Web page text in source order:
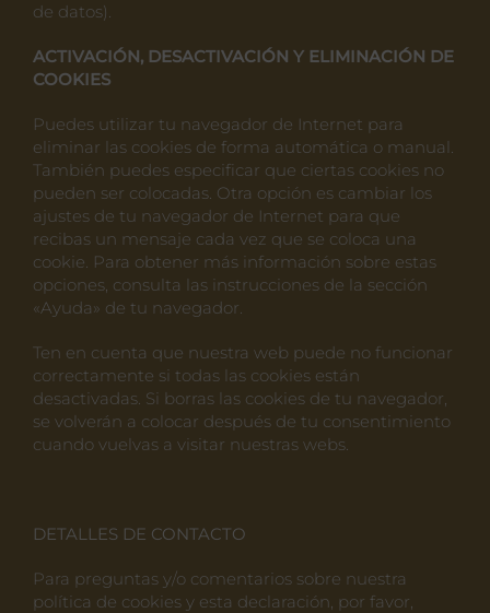
de datos).
ACTIVACIÓN, DESACTIVACIÓN Y ELIMINACIÓN DE
COOKIES
Puedes utilizar tu navegador de Internet para
eliminar las cookies de forma automática o manual.
También puedes especificar que ciertas cookies no
pueden ser colocadas. Otra opción es cambiar los
ajustes de tu navegador de Internet para que
recibas un mensaje cada vez que se coloca una
cookie. Para obtener más información sobre estas
opciones, consulta las instrucciones de la sección
«Ayuda» de tu navegador.
Ten en cuenta que nuestra web puede no funcionar
correctamente si todas las cookies están
desactivadas. Si borras las cookies de tu navegador,
se volverán a colocar después de tu consentimiento
cuando vuelvas a visitar nuestras webs.
DETALLES DE CONTACTO
Para preguntas y/o comentarios sobre nuestra
política de cookies y esta declaración, por favor,